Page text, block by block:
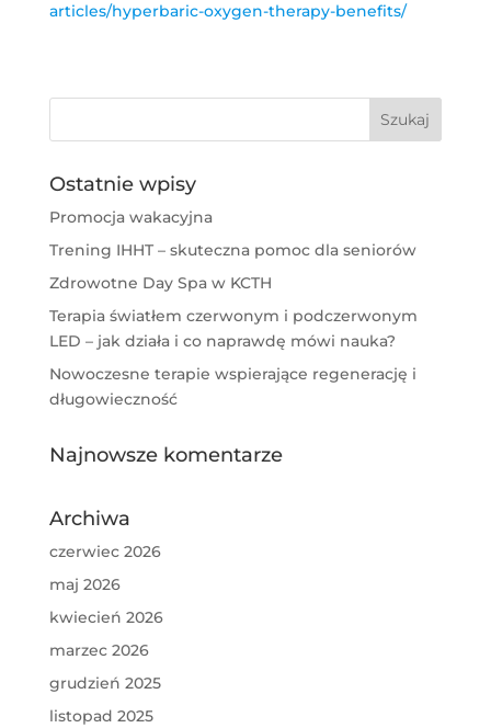
articles/hyperbaric-oxygen-therapy-benefits/
Ostatnie wpisy
Promocja wakacyjna
Trening IHHT – skuteczna pomoc dla seniorów
Zdrowotne Day Spa w KCTH
Terapia światłem czerwonym i podczerwonym
LED – jak działa i co naprawdę mówi nauka?
Nowoczesne terapie wspierające regenerację i
długowieczność
Najnowsze komentarze
Archiwa
czerwiec 2026
maj 2026
kwiecień 2026
marzec 2026
grudzień 2025
listopad 2025